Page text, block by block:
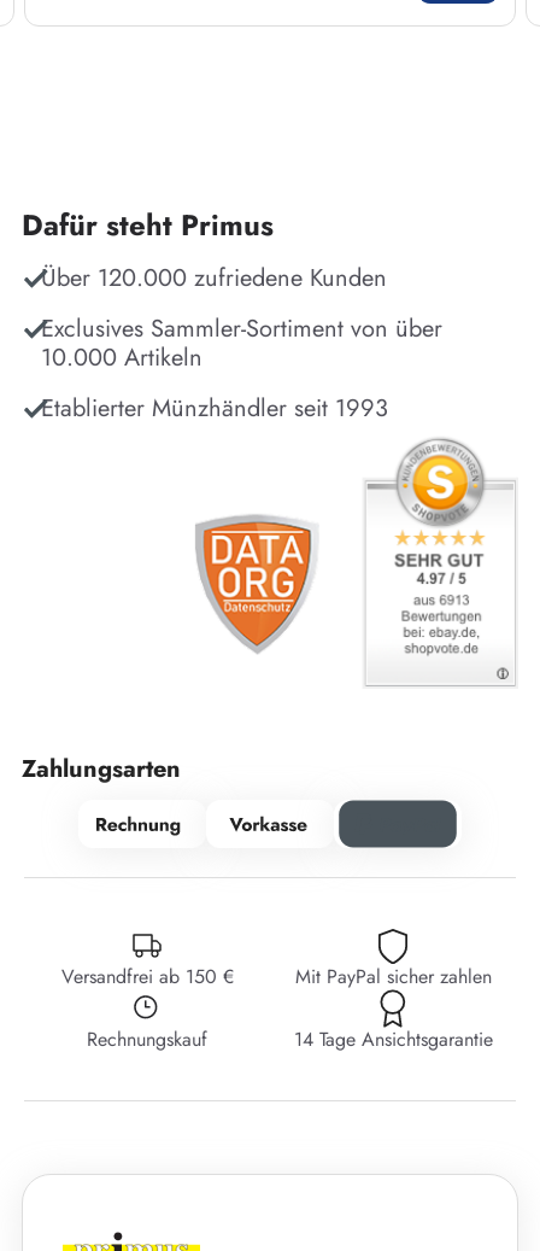
Dafür steht Primus
Über 120.000 zufriedene Kunden
Exclusives Sammler-Sortiment von über
10.000 Artikeln
Etablierter Münzhändler seit 1993
Zahlungsarten
Versandfrei ab 150 € Mit PayPal sicher zahlen
Rechnungskauf 14 Tage Ansichtsgarantie